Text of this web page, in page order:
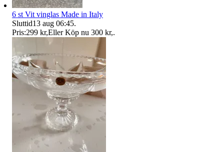
6 st Vit vinglas Made in Italy
Sluttid13 aug 06:45.
Pris:299 kr,Eller Köp nu 300 kr,.